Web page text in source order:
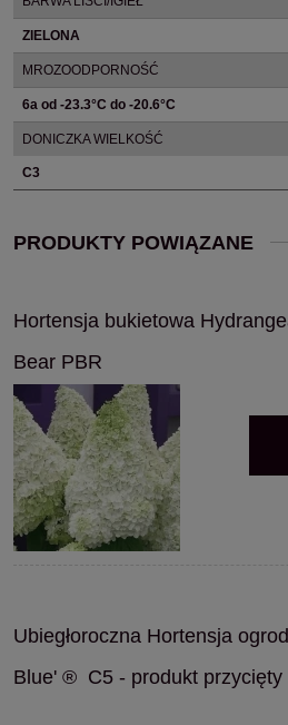
ZIELONA
MROZOODPORNOŚĆ
6a od -23.3°C do -20.6°C
DONICZKA WIELKOŚĆ
C3
PRODUKTY POWIĄZANE
Hortensja bukietowa
Bear PBR
Ubiegłoroczna Hortensja
Blue' ® C5 - produkt przycięty